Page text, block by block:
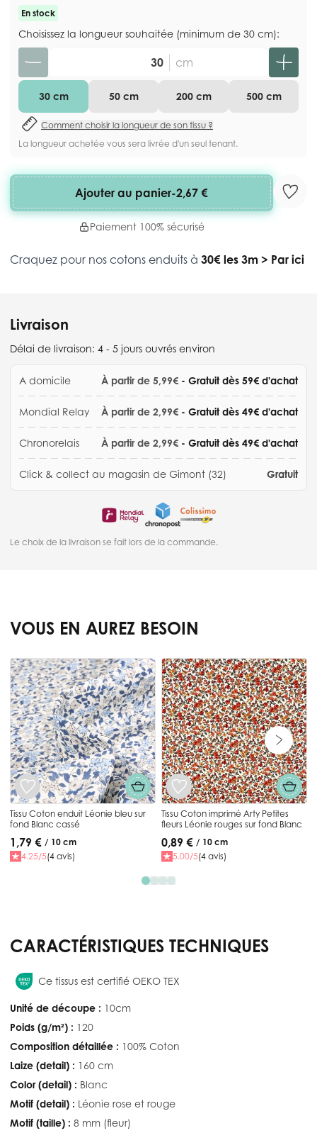
En stock
Choisissez la longueur souhaitée (minimum de 30 cm):
cm
30 cm 50 cm 200 cm 500 cm
Comment choisir la longueur de son tissu ?
La longueur achetée vous sera livrée d'un seul tenant.
Ajouter au panier-2,67 €
Paiement 100% sécurisé
Craquez pour nos cotons enduits à 30€ les 3m > Par ici
Livraison
Délai de livraison: 4 - 5 jours ouvrés environ
A domicile À partir de 5,99€ - Gratuit dès 59€ d'achat
Mondial Relay À partir de 2,99€ - Gratuit dès 49€ d'achat
Chronorelais À partir de 2,99€ - Gratuit dès 49€ d'achat
Click & collect au magasin de Gimont (32) Gratuit
Le choix de la livraison se fait lors de la commande.
VOUS EN AUREZ BESOIN
Press to skip carousel
Tissu Coton enduit Léonie bleu sur
fond Blanc cassé
1,79 € / 10 cm
4.25/5(4 avis)
Tissu Coton imprimé Arty Petites
fleurs Léonie rouges sur fond Blanc
0,89 € / 10 cm
5.00/5(4 avis)
CARACTÉRISTIQUES TECHNIQUES
Ce tissus est certifié OEKO TEX
Unité de découpe : 10cm
Poids (g/m²) : 120
Composition détaillée : 100% Coton
Laize (detail) : 160 cm
Color (detail) : Blanc
Motif (detail) : Léonie rose et rouge
Motif (taille) : 8 mm (fleur)